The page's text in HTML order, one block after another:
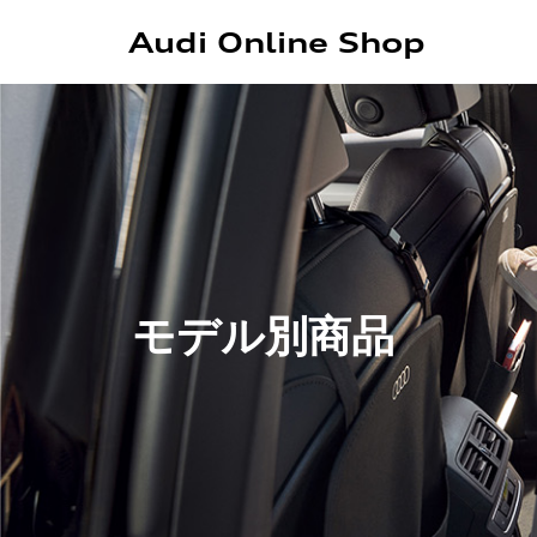
Audi Online Shop
モデル別商品